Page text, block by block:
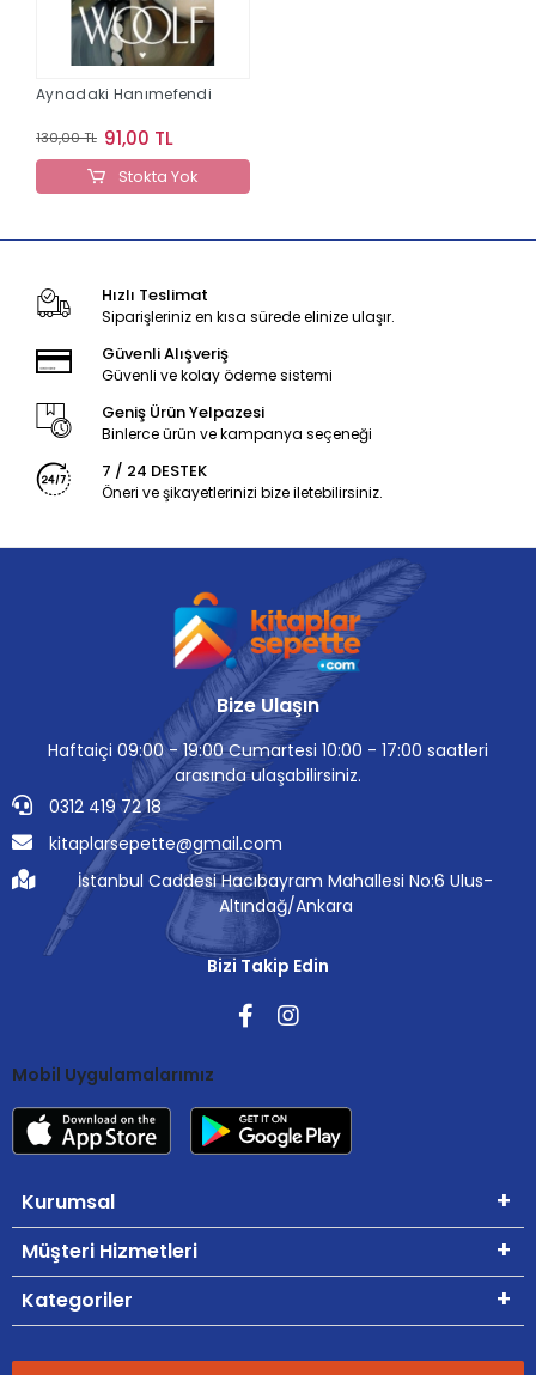
Aynadaki Hanımefendi
130,00 TL 91,00 TL
Stokta Yok
Hızlı Teslimat
Siparişleriniz en kısa sürede elinize ulaşır.
Güvenli Alışveriş
Güvenli ve kolay ödeme sistemi
Geniş Ürün Yelpazesi
Binlerce ürün ve kampanya seçeneği
7 / 24 DESTEK
Öneri ve şikayetlerinizi bize iletebilirsiniz.
Bize Ulaşın
Haftaiçi 09:00 - 19:00 Cumartesi 10:00 - 17:00 saatleri
arasında ulaşabilirsiniz.
0312 419 72 18
kitaplarsepette@gmail.com
İstanbul Caddesi Hacıbayram Mahallesi No:6 Ulus-
Altındağ/Ankara
Bizi Takip Edin
Mobil Uygulamalarımız
Kurumsal
Müşteri Hizmetleri
Kategoriler